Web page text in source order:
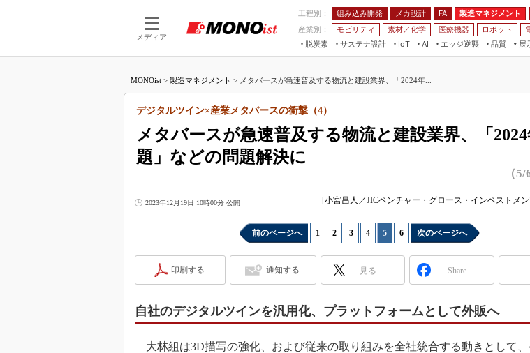
メディア
工程別： 組み込み開発 メカ設計 FA 製造マネジメント
産業別：
モビリティ 素材／化学 医療機器 ロボット
脱炭素
サステナ設計
IoT
つながる工場
つながるサービス
AI
AI×設備保全
Physical AI
エッジ逆襲 品質
展
JIMTOF
IIFES
TECHNO-FRONTIER
スマート工場EXPO
日本ものづくりワールド
AUTOMOTIVE WORLD
産業オープンネット展
つながるクルマ
VR／AR
フィールドサービス
Windows Embedded
ISO26262
3Dプリンタ
FA
MONOist > 製造マネジメント > メタバースが急速普及する物流と建設業界、「2024年...
メタバースが急速普及する物流と建設業界、「2024
題」などの問題解決に
デジタルツイン×産業メタバースの衝撃（4）
（
2023年12月19日 10時00分 公開 [小宮昌人／JICベンチャー・グロース・インベストメ
前のページへ 1 2 3 4 5 6 次のページへ
印刷する 通知する 見る Share
自社のデジタルツインを汎用化、プラットフォームとして外販へ
大林組は3D描写の強化、および従来の取り組みを全社統合する動きとして、